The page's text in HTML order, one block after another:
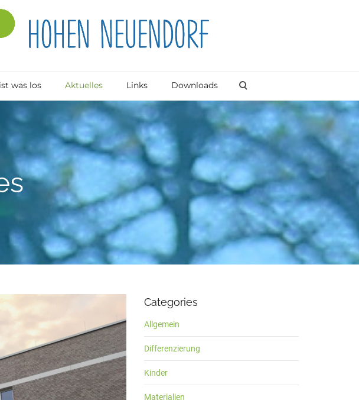
was los Aktuelles Links Downloads
Categories
Allgemein
Differenzierung
Kinder
Materialien